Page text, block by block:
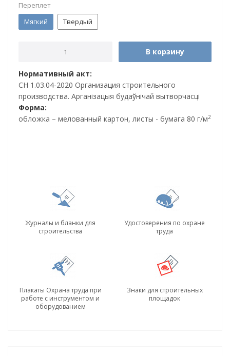
Переплет
Мягкий
Твердый
В корзину
Нормативный акт:
СН 1.03.04-2020 Организация строительного
производства. Арганізацыя будаўнічай вытворчасці
Форма:
обложка – мелованный картон, листы - бумага 80 г/м2
Журналы и бланки для
строительства
Удостоверения по охране
труда
Плакаты Охрана труда при
работе с инструментом и
оборудованием
Знаки для строительных
площадок